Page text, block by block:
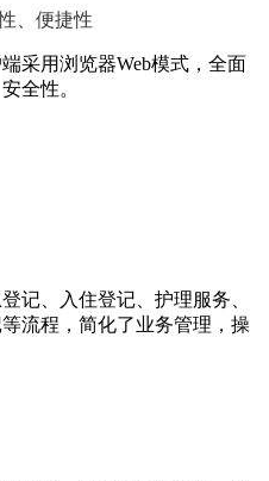
、便捷性
采用浏览器Web模式，全面
全性。
记、入住登记、护理服务、
流程，简化了业务管理，操